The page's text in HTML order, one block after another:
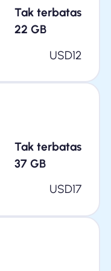
Tak terbatas
22 GB
USD12
Tak terbatas
37 GB
USD17